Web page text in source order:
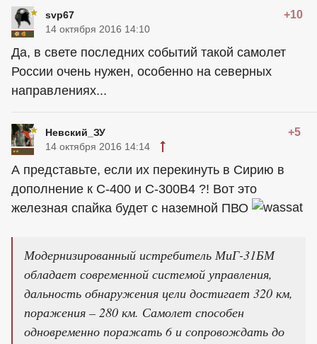
svp67 +10
14 октября 2016 14:10
Да, в свете последних событий такой самолет
России очень нужен, особенно на северных
направлениях...
Невский_ЗУ +5
14 октября 2016 14:14
А представьте, если их перекинуть в Сирию в
дополнение к С-400 и С-300В4 ?! Вот это
железная спайка будет с наземной ПВО
Модернизированный истребитель МиГ-31БМ
обладает современной системой управления,
дальность обнаружения цели достигает 320 км,
поражения – 280 км. Самолет способен
одновременно поражать 6 и сопровождать до